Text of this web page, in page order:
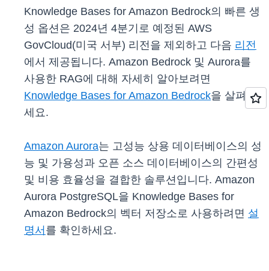
Knowledge Bases for Amazon Bedrock의 빠른 생
성 옵션은 2024년 4분기로 예정된 AWS
GovCloud(미국 서부) 리전을 제외하고 다음 리전
에서 제공됩니다. Amazon Bedrock 및 Aurora를
사용한 RAG에 대해 자세히 알아보려면
Knowledge Bases for Amazon Bedrock을 살펴보
세요.
Amazon Aurora는 고성능 상용 데이터베이스의 성
능 및 가용성과 오픈 소스 데이터베이스의 간편성
및 비용 효율성을 결합한 솔루션입니다. Amazon
Aurora PostgreSQL을 Knowledge Bases for
Amazon Bedrock의 벡터 저장소로 사용하려면 설
명서 를 확인하세요.